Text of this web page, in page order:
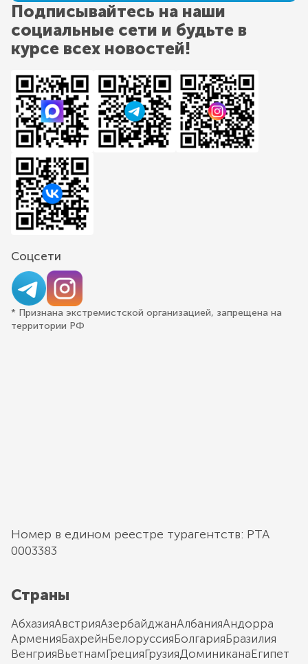
Подписывайтесь на наши
социальные сети и будьте в
курсе всех новостей!
Соцсети
* Признана экстремистской организацией, запрещена на
территории РФ
Номер в едином реестре турагентств: РТА
0003383
Страны
АбхазияАвстрияАзербайджанАлбанияАндорра
АрменияБахрейнБелоруссияБолгарияБразилия
ВенгрияВьетнамГрецияГрузияДоминиканаЕгипет